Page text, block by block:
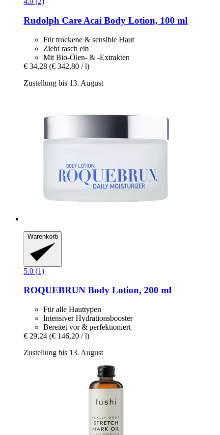
Rudolph Care Acai Body Lotion, 100 ml
Für trockene & sensible Haut
Zieht rasch ein
Mit Bio-Ölen- & -Extrakten
€ 34,28 (€ 342,80 / l)
Zustellung bis 13. August
Warenkorb
5.0 (1)
ROQUEBRUN Body Lotion, 200 ml
Für alle Hauttypen
Intensiver Hydrationsbooster
Bereitet vor & perfektioniert
€ 29,24 (€ 146,20 / l)
Zustellung bis 13. August